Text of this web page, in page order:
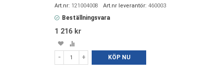
121004008 460003
Beställningsvara
1 216 kr
Spara
i
favoriter
Lägg
till
- + KÖP NU